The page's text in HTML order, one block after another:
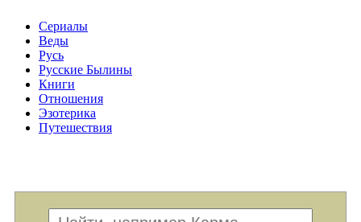
Сериалы
Веды
Русь
Русские Былины
Книги
Отношения
Эзотерика
Путешествия